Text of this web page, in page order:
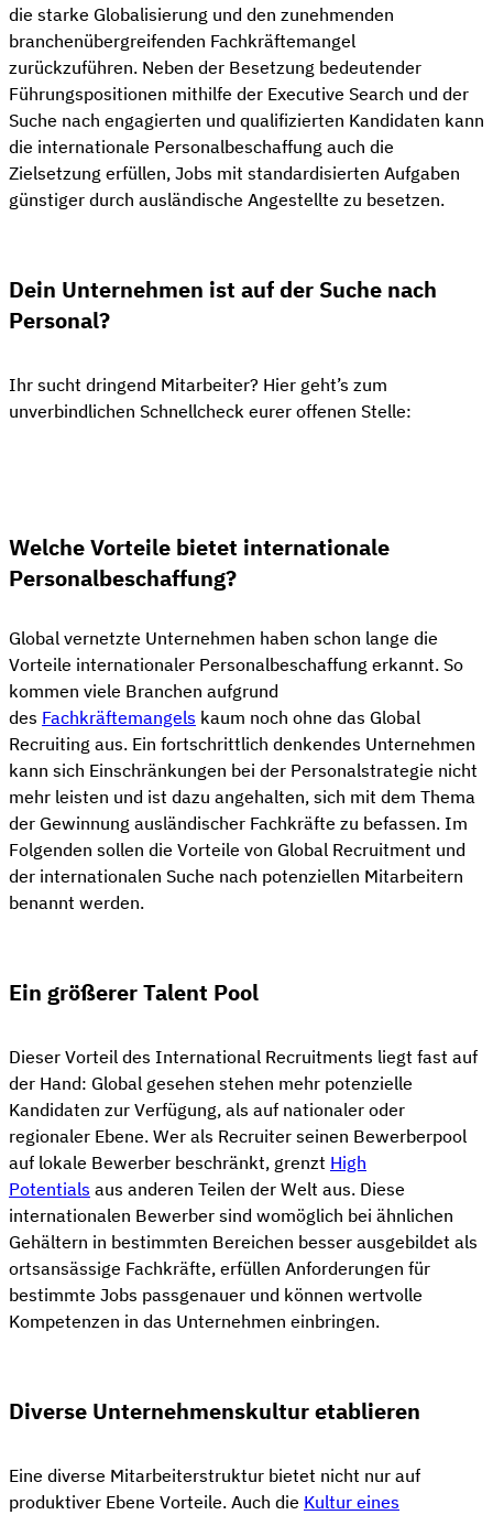
die starke Globalisierung und den zunehmenden
branchenübergreifenden Fachkräftemangel
zurückzuführen. Neben der Besetzung bedeutender
Führungspositionen mithilfe der Executive Search und der
Suche nach engagierten und qualifizierten Kandidaten kann
die internationale Personalbeschaffung auch die
Zielsetzung erfüllen, Jobs mit standardisierten Aufgaben
günstiger durch ausländische Angestellte zu besetzen.
Dein Unternehmen ist auf der Suche nach
Personal?
Ihr sucht dringend Mitarbeiter? Hier geht’s zum
unverbindlichen Schnellcheck eurer offenen Stelle:
Welche Vorteile bietet internationale
Personalbeschaffung?
Global vernetzte Unternehmen haben schon lange die
Vorteile internationaler Personalbeschaffung erkannt. So
kommen viele Branchen aufgrund
des Fachkräftemangels kaum noch ohne das Global
Recruiting aus. Ein fortschrittlich denkendes Unternehmen
kann sich Einschränkungen bei der Personalstrategie nicht
mehr leisten und ist dazu angehalten, sich mit dem Thema
der Gewinnung ausländischer Fachkräfte zu befassen. Im
Folgenden sollen die Vorteile von Global Recruitment und
der internationalen Suche nach potenziellen Mitarbeitern
benannt werden.
Ein größerer Talent Pool
Dieser Vorteil des International Recruitments liegt fast auf
der Hand: Global gesehen stehen mehr potenzielle
Kandidaten zur Verfügung, als auf nationaler oder
regionaler Ebene. Wer als Recruiter seinen Bewerberpool
auf lokale Bewerber beschränkt, grenzt High
Potentials aus anderen Teilen der Welt aus. Diese
internationalen Bewerber sind womöglich bei ähnlichen
Gehältern in bestimmten Bereichen besser ausgebildet als
ortsansässige Fachkräfte, erfüllen Anforderungen für
bestimmte Jobs passgenauer und können wertvolle
Kompetenzen in das Unternehmen einbringen.
Diverse Unternehmenskultur etablieren
Eine diverse Mitarbeiterstruktur bietet nicht nur auf
produktiver Ebene Vorteile. Auch die Kultur eines